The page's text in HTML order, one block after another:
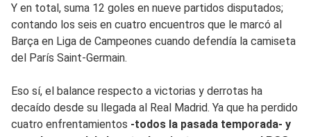
Y en total, suma 12 goles en nueve partidos disputados;
contando los seis en cuatro encuentros que le marcó al
Barça en Liga de Campeones cuando defendía la camiseta
del París Saint-Germain.
Eso sí, el balance respecto a victorias y derrotas ha
decaído desde su llegada al Real Madrid. Ya que ha perdido
cuatro enfrentamientos -todos la pasada temporada- y